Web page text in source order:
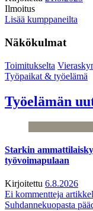
Ilmoitus
Lisää kumppaneilta
Näkökulmat
Toimitukselta
Työpaikat & työelämä
Työelämän
Starkin
työvoimapulaan
Kirjoitettu 6.8.2026
Ei kommentteja
Suhdannekuopasta